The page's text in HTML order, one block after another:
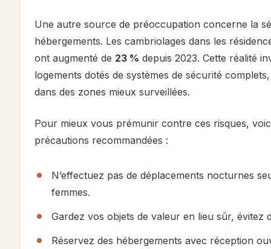
Une autre source de préoccupation concerne la
hébergements. Les cambriolages dans les
ont augmenté de 23 % depuis 2023. Cette réalité
logements dotés de systèmes de sécurité
dans des zones mieux surveillées.
Pour mieux vous prémunir contre ces risques,
précautions recommandées :
N’effectuez pas de déplacements nocturnes
femmes.
Gardez vos objets de valeur en lieu sûr, évitez
Réservez des hébergements avec réception